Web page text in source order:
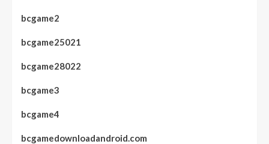
bcgame2
bcgame25021
bcgame28022
bcgame3
bcgame4
bcgamedownloadandroid.com